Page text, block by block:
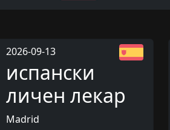
2026-09-13
испански
личен лекар
Madrid